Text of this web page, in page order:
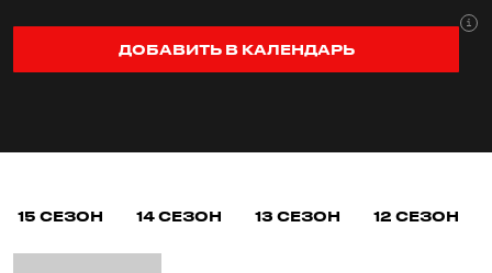
ДОБАВИТЬ В КАЛЕНДАРЬ
15 СЕЗОН 14 СЕЗОН 13 СЕЗОН 12 СЕЗОН